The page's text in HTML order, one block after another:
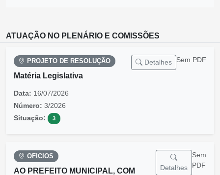
ATUAÇÃO NO PLENÁRIO E COMISSÕES
PROJETO DE RESOLUÇÃO
Matéria Legislativa
Detalhes Sem PDF
Data: 16/07/2026
Número: 3/2026
Situação:
3
OFICIOS
AO PREFEITO MUNICIPAL, COM Detalhes
Sem
PDF